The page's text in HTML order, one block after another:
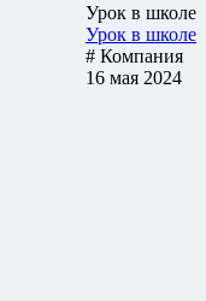
Урок в школе
Урок в школе
# Компания
16 мая 2024